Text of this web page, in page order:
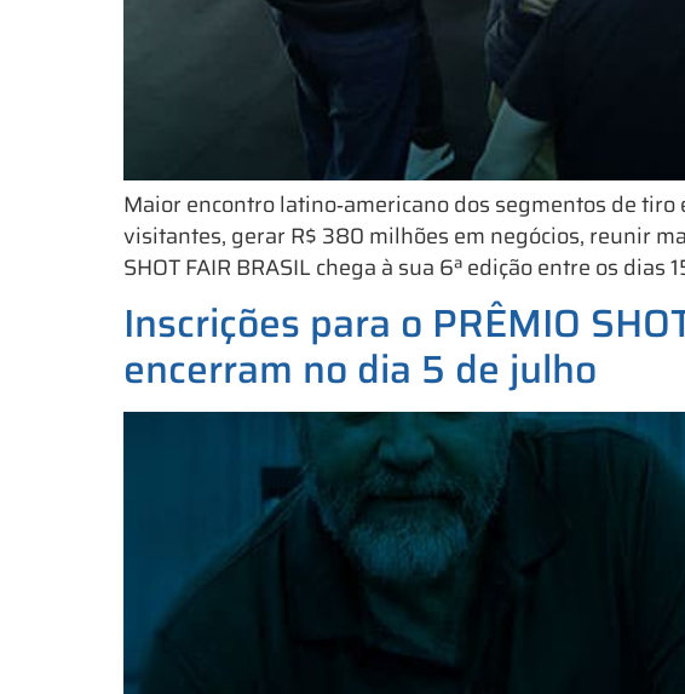
Maior encontro latino‑americano dos segmentos de
visitantes, gerar R$ 380 milhões em negócios, reunir
SHOT FAIR BRASIL chega à sua 6ª edição entre os dias
Inscrições para o PRÊMIO
encerram no dia 5 de julho